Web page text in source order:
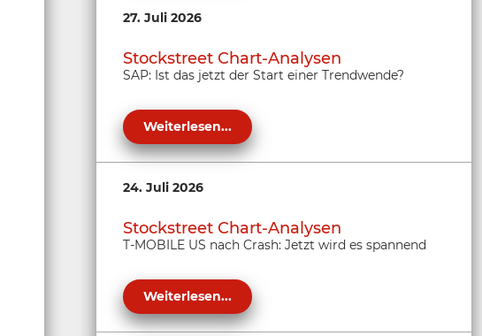
27. Juli 2026
Stockstreet Chart-Analysen
SAP: Ist das jetzt der Start einer Trendwende?
Weiterlesen...
24. Juli 2026
Stockstreet Chart-Analysen
T-MOBILE US nach Crash: Jetzt wird es spannend
Weiterlesen...